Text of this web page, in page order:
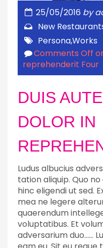
25/05/2016 by
New
Persona,Works
Comments Off
reprehenderit Four
DUIS
DOLOR IN
Ludus albucius
tation aliquip. Quo
hinc eligendi ut sed.
mea ne legere
quaerendum
voluptatibus. Et
adversarium duo……